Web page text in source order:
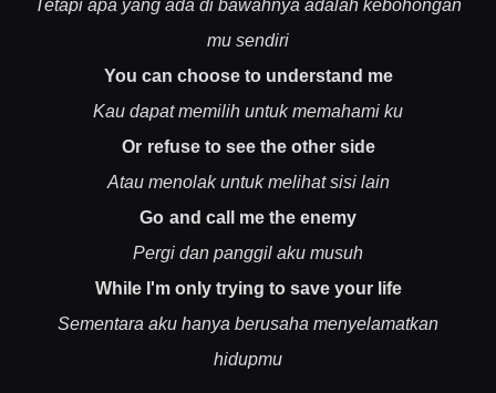
Tetapi apa yang ada di bawahnya adalah kebohongan
mu sendiri
You can choose to understand me
Kau dapat memilih untuk memahami ku
Or refuse to see the other side
Atau menolak untuk melihat sisi lain
Go and call me the enemy
Pergi dan panggil aku musuh
While I'm only trying to save your life
Sementara aku hanya berusaha menyelamatkan
hidupmu